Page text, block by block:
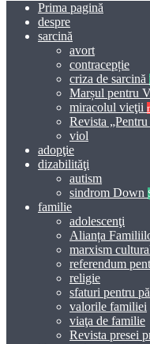
Prima pagină
despre
sarcină
avort
contracepție
criza de sarcină
Marșul pentru
miracolul vieţii
Revista
viol
adopţie
dizabilităţi
autism
sindrom Down
familie
adolescenţi
Alianța
marxism
referendum
religie
sfaturi pentru
valorile familiei
viaţa de familie
Revista presei